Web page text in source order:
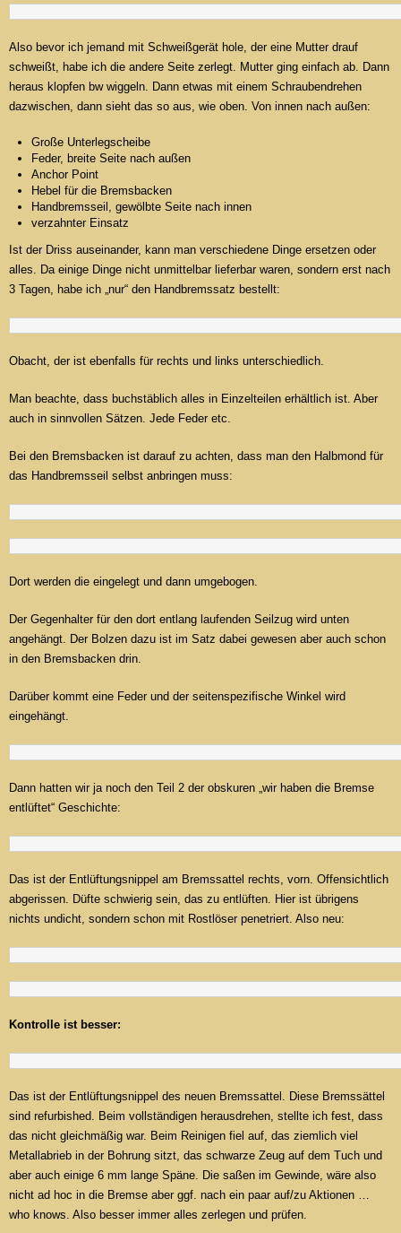
Also bevor ich jemand mit Schweißgerät hole, der eine Mutter drauf
schweißt, habe ich die andere Seite zerlegt. Mutter ging einfach ab. Dann
heraus klopfen bw wiggeln. Dann etwas mit einem Schraubendrehen
dazwischen, dann sieht das so aus, wie oben. Von innen nach außen:
Große Unterlegscheibe
Feder, breite Seite nach außen
Anchor Point
Hebel für die Bremsbacken
Handbremsseil, gewölbte Seite nach innen
verzahnter Einsatz
Ist der Driss auseinander, kann man verschiedene Dinge ersetzen oder
alles. Da einige Dinge nicht unmittelbar lieferbar waren, sondern erst nach
3 Tagen, habe ich „nur“ den Handbremssatz bestellt:
Obacht, der ist ebenfalls für rechts und links unterschiedlich.
Man beachte, dass buchstäblich alles in Einzelteilen erhältlich ist. Aber
auch in sinnvollen Sätzen. Jede Feder etc.
Bei den Bremsbacken ist darauf zu achten, dass man den Halbmond für
das Handbremsseil selbst anbringen muss:
Dort werden die eingelegt und dann umgebogen.
Der Gegenhalter für den dort entlang laufenden Seilzug wird unten
angehängt. Der Bolzen dazu ist im Satz dabei gewesen aber auch schon
in den Bremsbacken drin.
Darüber kommt eine Feder und der seitenspezifische Winkel wird
eingehängt.
Dann hatten wir ja noch den Teil 2 der obskuren „wir haben die Bremse
entlüftet“ Geschichte:
Das ist der Entlüftungsnippel am Bremssattel rechts, vorn. Offensichtlich
abgerissen. Düfte schwierig sein, das zu entlüften. Hier ist übrigens
nichts undicht, sondern schon mit Rostlöser penetriert. Also neu:
Kontrolle ist besser:
Das ist der Entlüftungsnippel des neuen Bremssattel. Diese Bremssättel
sind refurbished. Beim vollständigen herausdrehen, stellte ich fest, dass
das nicht gleichmäßig war. Beim Reinigen fiel auf, das ziemlich viel
Metallabrieb in der Bohrung sitzt, das schwarze Zeug auf dem Tuch und
aber auch einige 6 mm lange Späne. Die saßen im Gewinde, wäre also
nicht ad hoc in die Bremse aber ggf. nach ein paar auf/zu Aktionen …
who knows. Also besser immer alles zerlegen und prüfen.